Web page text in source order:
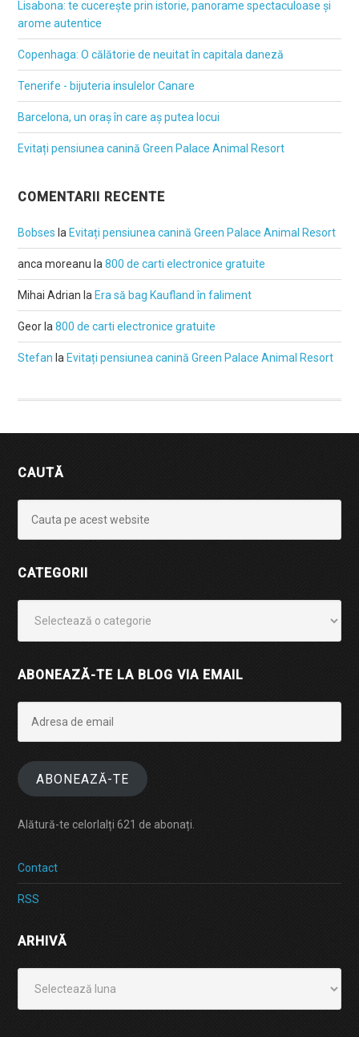
Lisabona: te cucerește prin istorie, panorame spectaculoase și
arome autentice
Copenhaga: O călătorie de neuitat în capitala daneză
Tenerife - bijuteria insulelor Canare
Barcelona, un oraș în care aș putea locui
Evitați pensiunea canină Green Palace Animal Resort
COMENTARII RECENTE
Bobses la Evitați pensiunea canină Green Palace Animal Resort
anca moreanu la800 de carti electronice gratuite
Mihai Adrian la Era să bag Kaufland în faliment
Geor la800 de carti electronice gratuite
Stefan la Evitați pensiunea canină Green Palace Animal Resort
CAUTĂ
CATEGORII
ABONEAZĂ-TE LA BLOG VIA EMAIL
email
ABONEAZĂ-TE
Alătură-te celorlalți 621 de abonați.
Contact
RSS
ARHIVĂ